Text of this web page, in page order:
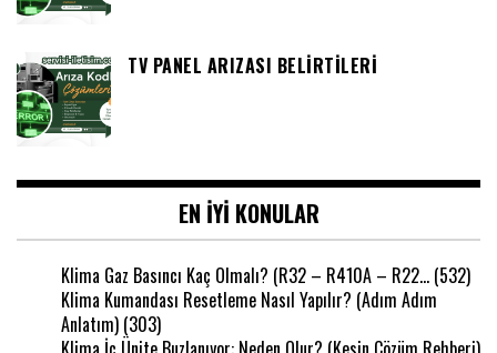
TV PANEL ARIZASI BELIRTILERI
EN IYI KONULAR
Klima Gaz Basıncı Kaç Olmalı? (R32 – R410A – R22… (532)
Klima Kumandası Resetleme Nasıl Yapılır? (Adım Adım
Anlatım) (303)